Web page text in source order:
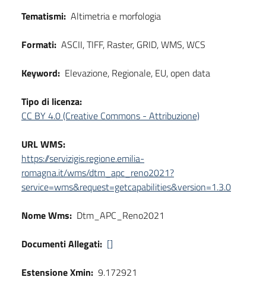
Tematismi: Altimetria e morfologia
Formati: ASCII, TIFF, Raster, GRID, WMS, WCS
Keyword: Elevazione, Regionale, EU, open data
Tipo di licenza:
CC BY 4.0 (Creative Commons - Attribuzione)
URL WMS:
https://servizigis.regione.emilia-
romagna.it/wms/dtm_apc_reno2021?
service=wms&request=getcapabilities&version=1.3.0
Nome Wms: Dtm_APC_Reno2021
Documenti Allegati: []
Estensione Xmin: 9.172921